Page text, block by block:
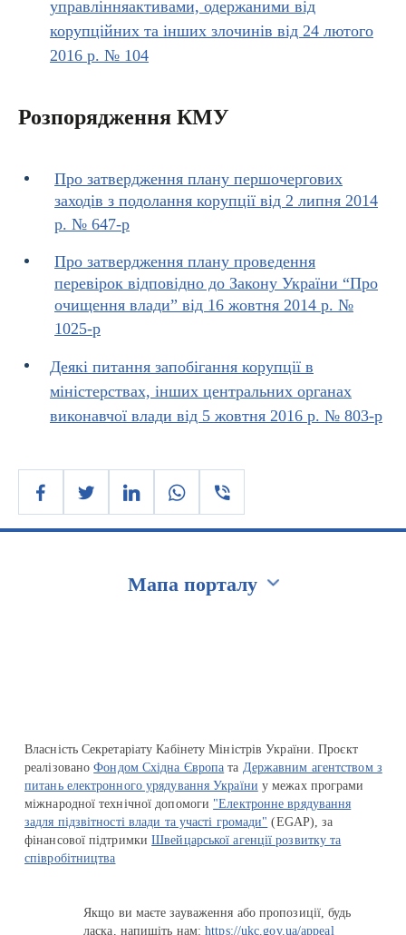
управлінняактивами, одержаними від
корупційних та інших злочинів від 24 лютого
2016 р. № 104
Розпорядження КМУ
Про затвердження плану першочергових
заходів з подолання корупції від 2 липня 2014
р. № 647-р
Про затвердження плану проведення
перевірок відповідно до Закону України “Про
очищення влади” від 16 жовтня 2014 р. №
1025-р
Деякі питання запобігання корупції в
міністерствах, інших центральних органах
виконавчої влади від 5 жовтня 2016 р. № 803-р
Мапа порталу
Власність Секретаріату Кабінету Міністрів України. Проєкт
реалізованоФондом Східна Європа та Державним агентством з
питань електронного урядування України у межах програми
міжнародної технічної допомоги "Електронне врядування
задля підзвітності влади та участі громади" (EGAP), за
фінансової підтримкиШвейцарської агенції розвитку та
співробітництва
Якщо ви маєте зауваження або пропозиції, будь
ласка, напишіть нам:https://ukc.gov.ua/appeal